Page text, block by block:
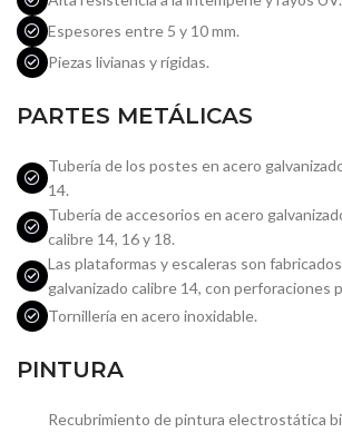
Espesores entre 5 y 10 mm.
Piezas livianas y rígidas.
PARTES METÁLICAS
Tubería de los postes en acero
14.
Tubería de accesorios en acero
calibre 14, 16 y 18.
Las plataformas y escaleras son
galvanizado calibre 14, con perforaciones
Tornillería en acero inoxidable.
PINTURA
Recubrimiento de pintura electrostática